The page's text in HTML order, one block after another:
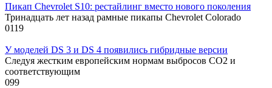
Пикап Chevrolet S10: рестайлинг вместо нового поколения
Тринадцать лет назад рамные пикапы Chevrolet Colorado
0119
У моделей DS 3 и DS 4 появились гибридные версии
Следуя жестким европейским нормам выбросов CO2 и
соответствующим
099